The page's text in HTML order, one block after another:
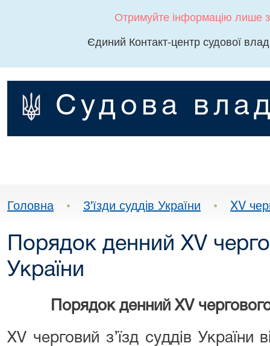
Отримуйте інформацію лише
Єдиний Контакт-центр судової
Судова
Головна • З'їзди суддів України • XV
Порядок денний XV
України
Порядок денний ХV чергового
ХV черговий з’їзд суддів України